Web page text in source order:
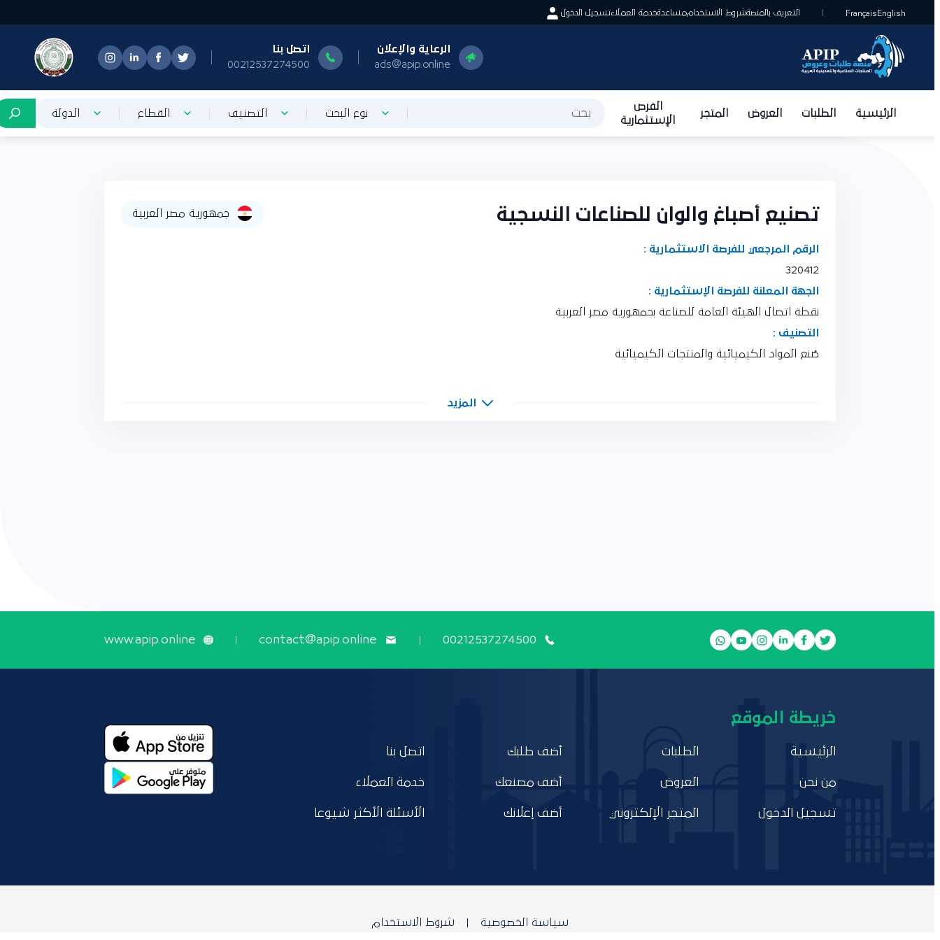
English
Français التعريف بالمنصةشروط الاستخداممساعدةخدمة العملاءتسجيل الدخول
الرعاية والإعلان
ads@apip.online
اتصل بنا
00212537274500
الرئيسية الطلبات العروض المتجر
الفرص
الإستثمارية
نوع البحث التصنيف القطاع الدولة
تصنيع أصباغ والوان للصناعات النسجية جمهورية مصر العربية
الرقم المرجعي للفرصة الاستثمارية :
320412
الجهة المعلنة للفرصة الإستثمارية :
نقطة اتصال الهيئة العامة للصناعة بجمهورية مصر العربية
التصنيف :
صُنع المواد الكيميائية والمنتجات الكيميائية
المزيد
00212537274500
contact@apip.online
www.apip.online
خريطة الموقع
الرئيسية
من نحن
تسجيل الدخول
الطلبات
العروض
المتجر الإلكتروني
أضف طلبك
أضف مصنعك
أضف إعلانك
اتصل بنا
خدمة العملاء
الأسئلة الأكثر شيوعا
سياسة الخصوصية شروط الاستخدام